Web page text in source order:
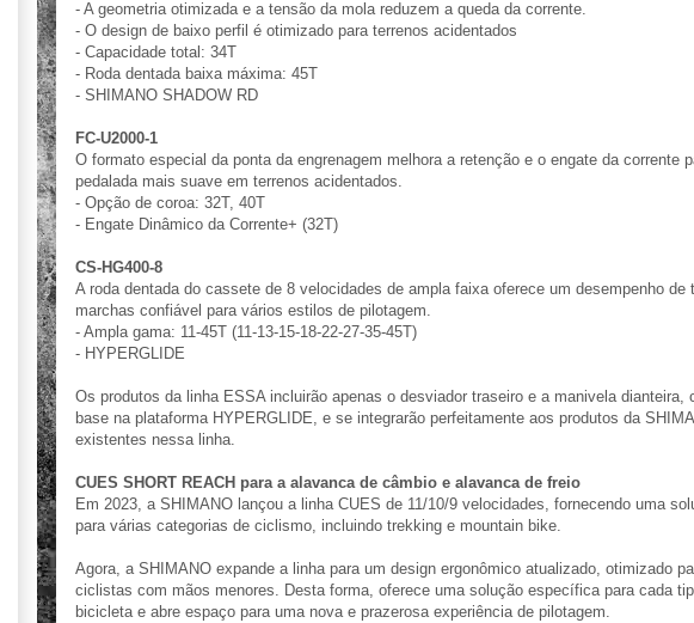
- A geometria otimizada e a tensão da mola reduzem a queda da corrente.
- O design de baixo perfil é otimizado para terrenos acidentados
- Capacidade total: 34T
- Roda dentada baixa máxima: 45T
- SHIMANO SHADOW RD
FC-U2000-1
O formato especial da ponta da engrenagem melhora a retenção e o engate da corrente
pedalada mais suave em terrenos acidentados.
- Opção de coroa: 32T, 40T
- Engate Dinâmico da Corrente+ (32T)
CS-HG400-8
A roda dentada do cassete de 8 velocidades de ampla faixa oferece um desempenho de
marchas confiável para vários estilos de pilotagem.
- Ampla gama: 11-45T (11-13-15-18-22-27-35-45T)
- HYPERGLIDE
Os produtos da linha ESSA incluirão apenas o desviador traseiro e a manivela dianteira,
base na plataforma HYPERGLIDE, e se integrarão perfeitamente aos produtos da
existentes nessa linha.
CUES SHORT REACH para a alavanca de câmbio e alavanca de freio
Em 2023, a SHIMANO lançou a linha CUES de 11/10/9 velocidades, fornecendo uma
para várias categorias de ciclismo, incluindo trekking e mountain bike.
Agora, a SHIMANO expande a linha para um design ergonômico atualizado, otimizado
ciclistas com mãos menores. Desta forma, oferece uma solução específica para cada
bicicleta e abre espaço para uma nova e prazerosa experiência de pilotagem.